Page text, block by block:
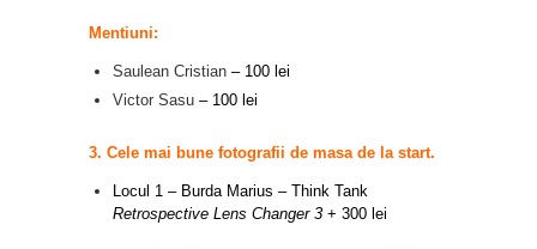
Mentiuni:
Saulean Cristian – 100 lei
Victor Sasu – 100 lei
3. Cele mai bune fotografii de masa de la start.
Locul 1 – Burda Marius – Think Tank
Retrospective Lens Changer 3 + 300 lei